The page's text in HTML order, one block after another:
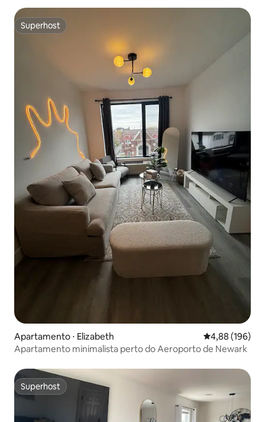
Superhost
Superhost
Apartamento ⋅ Elizabeth 4,88 de uma
4,88 (196)
Apartamento minimalista perto do Aeroporto de Newark
Superhost
Superhost